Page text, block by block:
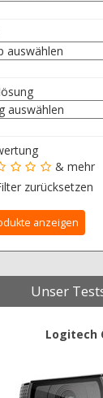
& mehr
zurücksetzen
Unser
Logitech